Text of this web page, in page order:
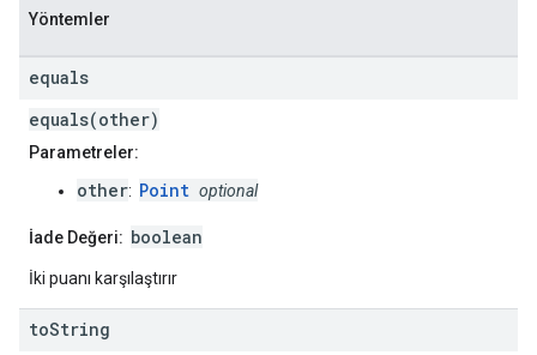
Yöntemler
equals
equals(other)
Parametreler:
other: Point optional
İade Değeri: boolean
İki puanı karşılaştırır
toString